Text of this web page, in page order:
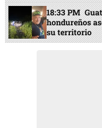
18:33 PM
hondureños
su territorio